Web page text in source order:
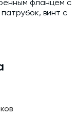
фланцем с
винт с
концевых
идеальным
потока